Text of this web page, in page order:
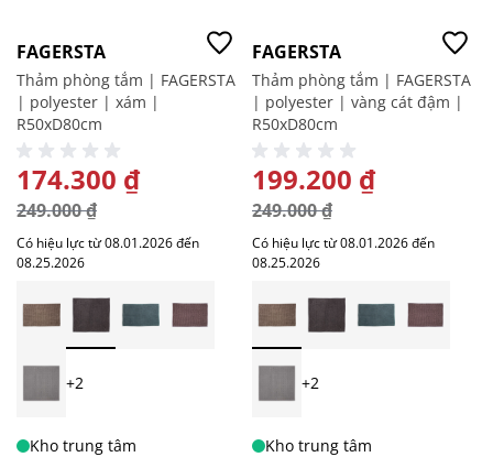
FAGERSTA
Thảm phòng tắm | FAGERSTA
| polyester | xám |
R50xD80cm
GIÁ ĐẶC BIỆT
174.300 ₫
249.000 ₫
Có hiệu lực từ 08.01.2026 đến
08.25.2026
+2
Kho trung tâm
FAGERSTA
Thảm phòng tắm | FAGERSTA
| polyester | vàng cát đậm |
R50xD80cm
GIÁ ĐẶC BIỆT
199.200 ₫
249.000 ₫
Có hiệu lực từ 08.01.2026 đến
08.25.2026
+2
Kho trung tâm